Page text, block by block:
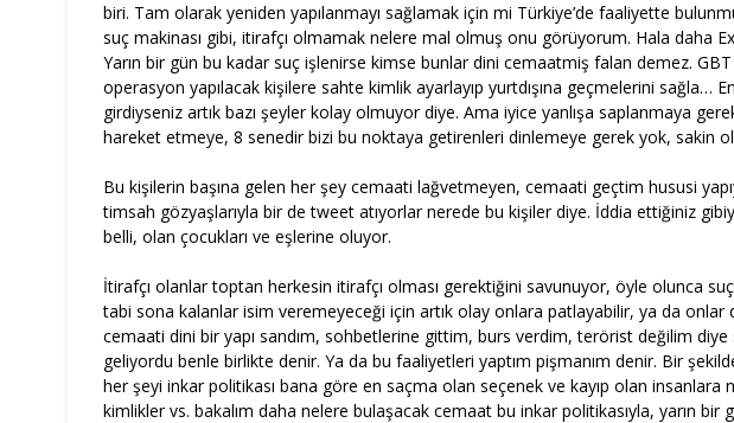
biri. Tam olarak yeniden yapılanmayı sağlamak için mi Türkiye’de faaliyette
suç makinası gibi, itirafçı olmamak nelere mal olmuş onu görüyorum. Hala daha
Yarın bir gün bu kadar suç işlenirse kimse bunlar dini cemaatmiş falan demez. GBT
operasyon yapılacak kişilere sahte kimlik ayarlayıp yurtdışına geçmelerini sağla…
girdiyseniz artık bazı şeyler kolay olmuyor diye. Ama iyice yanlışa saplanmaya
hareket etmeye, 8 senedir bizi bu noktaya getirenleri dinlemeye gerek yok, sakin
Bu kişilerin başına gelen her şey cemaati lağvetmeyen, cemaati geçtim hususi
timsah gözyaşlarıyla bir de tweet atıyorlar nerede bu kişiler diye. İddia ettiğiniz
belli, olan çocukları ve eşlerine oluyor.
İtirafçı olanlar toptan herkesin itirafçı olması gerektiğini savunuyor, öyle olunca
tabi sona kalanlar isim veremeyeceği için artık olay onlara patlayabilir, ya da
cemaati dini bir yapı sandım, sohbetlerine gittim, burs verdim, terörist değilim diye
geliyordu benle birlikte denir. Ya da bu faaliyetleri yaptım pişmanım denir. Bir
her şeyi inkar politikası bana göre en saçma olan seçenek ve kayıp olan
kimlikler vs. bakalım daha nelere bulaşacak cemaat bu inkar politikasıyla, yarın bir